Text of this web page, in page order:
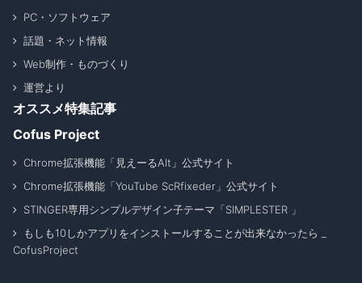
PC・ソフトウェア
話題・ネット情報
Web制作・ものづくり
運営より
オススメ特集記事
Cofus Project
Chrome拡張機能「見えーるAlt」公式サイト
Chrome拡張機能「YouTube ScRfixeder」公式サイト
STINGER専用シンプルデザイン子テーマ「SIMPLESTER 」
もしも10しかアプリをインストールすることが出来なかったら _
CofusProject